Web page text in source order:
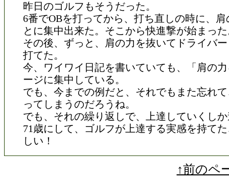
昨日のゴルフもそうだった。
6番でOBを打ってから、打ち直しの時に、
とに集中出来た。そこから快進撃が始まっ
その後、ずっと、肩の力を抜いてドライバ
打てた。
今、ワイワイ日記を書いていても、「肩の
ージに集中している。
でも、今までの例だと、それでもまた忘れ
ってしまうのだろうね。
でも、それの繰り返しで、上達していくし
71歳にして、ゴルフが上達する実感を持て
しい！
↑前のペ